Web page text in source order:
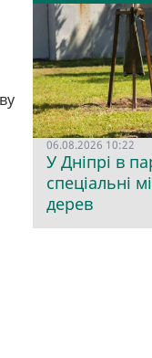
06.08.2026 10:22
У Дніпрі в
спеціальні
дерев